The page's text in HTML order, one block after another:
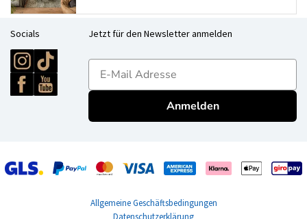
Socials Jetzt für den Newsletter anmelden
E-mailadres
Anmelden
Allgemeine Geschäftsbedingungen
Datenschutzerklärung